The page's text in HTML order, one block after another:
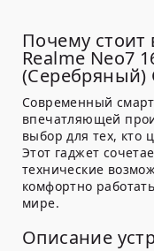
Почему
Realme Neo7
(Серебряный)
Современный
впечатляющей
выбор для тех, кто
Этот гаджет
технические
комфортно
мире.
Описание